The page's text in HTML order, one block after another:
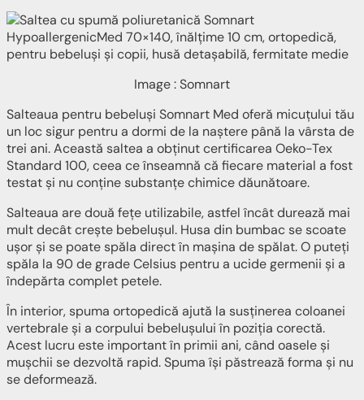
Image : Somnart
Salteaua pentru bebeluși Somnart Med oferă micuțului tău
un loc sigur pentru a dormi de la naștere până la vârsta de
trei ani. Această saltea a obținut certificarea Oeko-Tex
Standard 100, ceea ce înseamnă că fiecare material a fost
testat și nu conține substanțe chimice dăunătoare.
Salteaua are două fețe utilizabile, astfel încât durează mai
mult decât crește bebelușul. Husa din bumbac se scoate
ușor și se poate spăla direct în mașina de spălat. O puteți
spăla la 90 de grade Celsius pentru a ucide germenii și a
îndepărta complet petele.
În interior, spuma ortopedică ajută la susținerea coloanei
vertebrale și a corpului bebelușului în poziția corectă.
Acest lucru este important în primii ani, când oasele și
mușchii se dezvoltă rapid. Spuma își păstrează forma și nu
se deformează.